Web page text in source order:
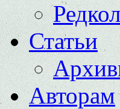
Статьи
Авторам